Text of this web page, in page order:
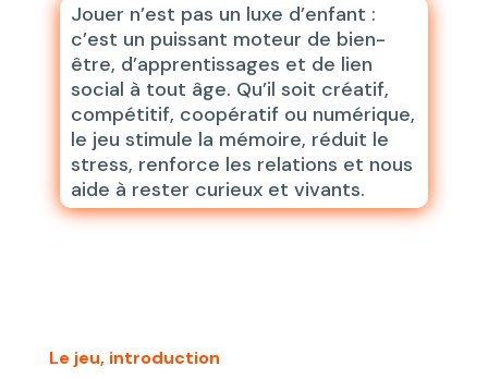
Jouer n’est pas un luxe d’enfant :
c’est un puissant moteur de bien-
être, d’apprentissages et de lien
social à tout âge. Qu’il soit créatif,
compétitif, coopératif ou numérique,
le jeu stimule la mémoire, réduit le
stress, renforce les relations et nous
aide à rester curieux et vivants.
Le jeu, introduction